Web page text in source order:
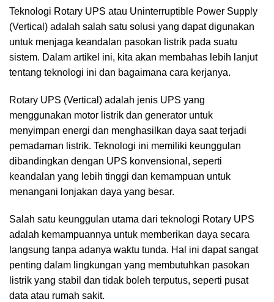
Teknologi Rotary UPS atau Uninterruptible Power Supply
(Vertical) adalah salah satu solusi yang dapat digunakan
untuk menjaga keandalan pasokan listrik pada suatu
sistem. Dalam artikel ini, kita akan membahas lebih lanjut
tentang teknologi ini dan bagaimana cara kerjanya.
Rotary UPS (Vertical) adalah jenis UPS yang
menggunakan motor listrik dan generator untuk
menyimpan energi dan menghasilkan daya saat terjadi
pemadaman listrik. Teknologi ini memiliki keunggulan
dibandingkan dengan UPS konvensional, seperti
keandalan yang lebih tinggi dan kemampuan untuk
menangani lonjakan daya yang besar.
Salah satu keunggulan utama dari teknologi Rotary UPS
adalah kemampuannya untuk memberikan daya secara
langsung tanpa adanya waktu tunda. Hal ini dapat sangat
penting dalam lingkungan yang membutuhkan pasokan
listrik yang stabil dan tidak boleh terputus, seperti pusat
data atau rumah sakit.